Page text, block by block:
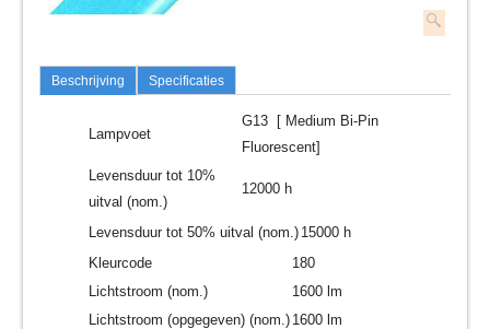
Beschrijving Specificaties
Lampvoet
G13 [ Medium Bi-Pin
Fluorescent]
Levensduur tot 10%
uitval (nom.)
12000 h
Levensduur tot 50% uitval (nom.) 15000 h
Kleurcode
180
Lichtstroom (nom.)
1600 lm
Lichtstroom (opgegeven) (nom.) 1600 lm